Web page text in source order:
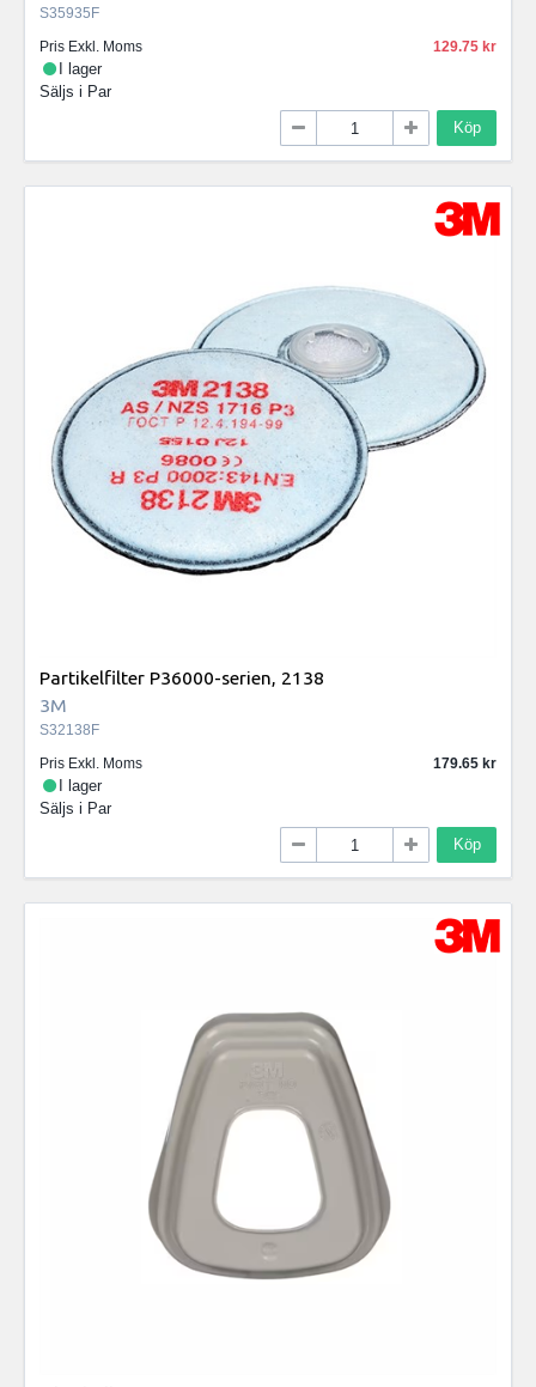
S35935F
Pris Exkl. Moms
129.75
I lager
Säljs i Par
Köp
Partikelfilter P36000-serien, 2138
3M
S32138F
Pris Exkl. Moms
179.65
I lager
Säljs i Par
Köp